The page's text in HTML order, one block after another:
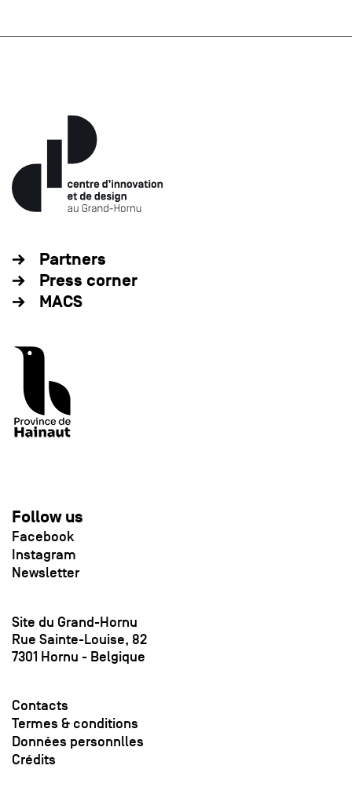
Partners
Press corner
MACS
Follow us
Facebook
Instagram
Newsletter
Site du Grand-Hornu
Rue Sainte-Louise, 82
7301 Hornu - Belgique
Contacts
Termes & conditions
Données personnlles
Crédits